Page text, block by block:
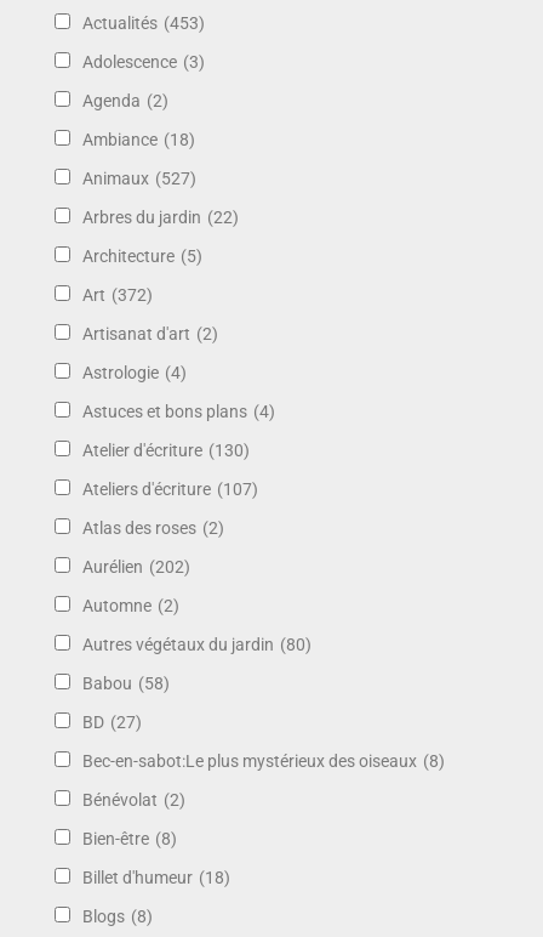
Actualités (453)
Adolescence (3)
Agenda (2)
Ambiance (18)
Animaux (527)
Arbres du jardin (22)
Architecture (5)
Art (372)
Artisanat d'art (2)
Astrologie (4)
Astuces et bons plans (4)
Atelier d'écriture (130)
Ateliers d'écriture (107)
Atlas des roses (2)
Aurélien (202)
Automne (2)
Autres végétaux du jardin (80)
Babou (58)
BD (27)
Bec-en-sabot:Le plus mystérieux des oiseaux (8)
Bénévolat (2)
Bien-être (8)
Billet d'humeur (18)
Blogs (8)